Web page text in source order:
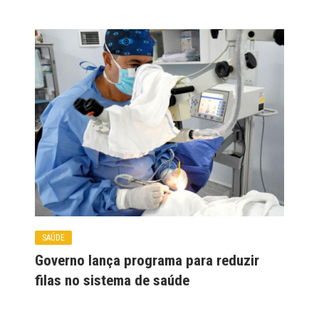
SAÚDE
Governo lança programa para reduzir
filas no sistema de saúde